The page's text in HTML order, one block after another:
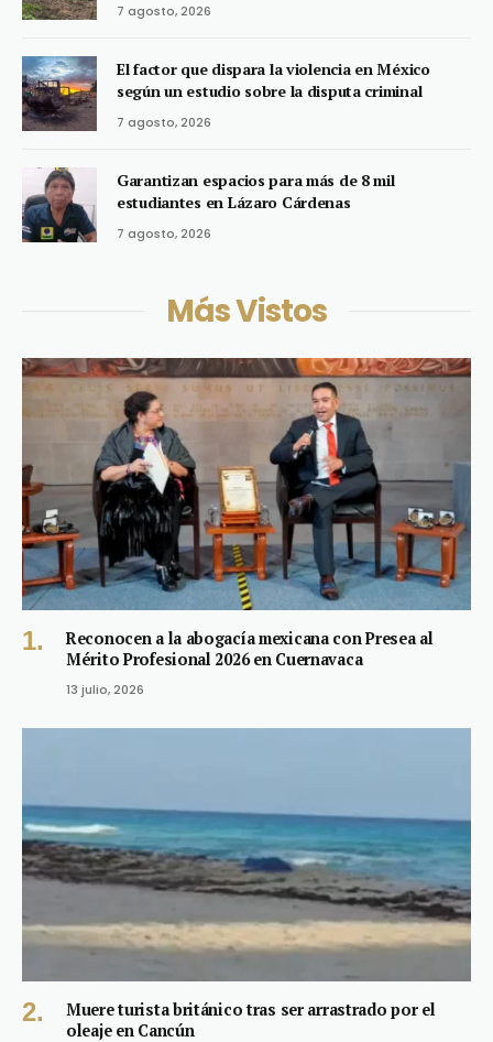
7 agosto, 2026
El factor que dispara la violencia en México
según un estudio sobre la disputa criminal
7 agosto, 2026
Garantizan espacios para más de 8 mil
estudiantes en Lázaro Cárdenas
7 agosto, 2026
Más Vistos
Reconocen a la abogacía mexicana con Presea al
Mérito Profesional 2026 en Cuernavaca
13 julio, 2026
Muere turista británico tras ser arrastrado por el
oleaje en Cancún